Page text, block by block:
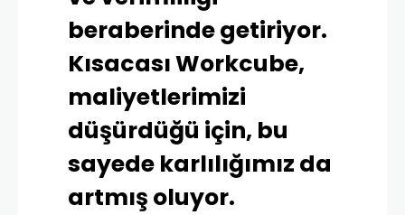
beraberinde getiriyor.
Kısacası Workcube,
maliyetlerimizi
düşürdüğü için, bu
sayede karlılığımız da
artmış oluyor.